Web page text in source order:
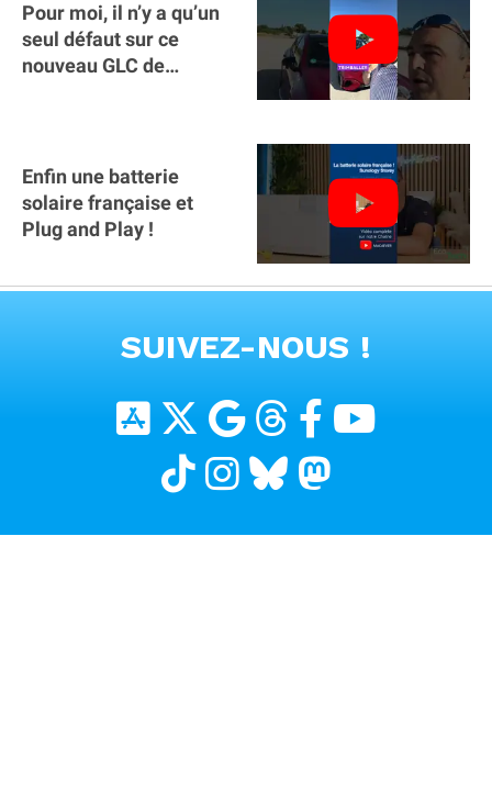
Pour moi, il n’y a qu’un
seul défaut sur ce
nouveau GLC de
Enfin une batterie
solaire française et
Plug and Play !
SUIVEZ-NOUS !